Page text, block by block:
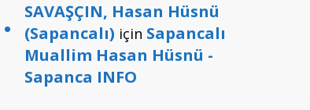
SAVAŞÇIN, Hasan Hüsnü
(Sapancalı) için Sapancalı
Muallim Hasan Hüsnü -
Sapanca INFO